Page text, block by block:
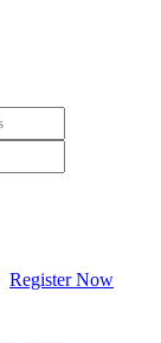
Register Now